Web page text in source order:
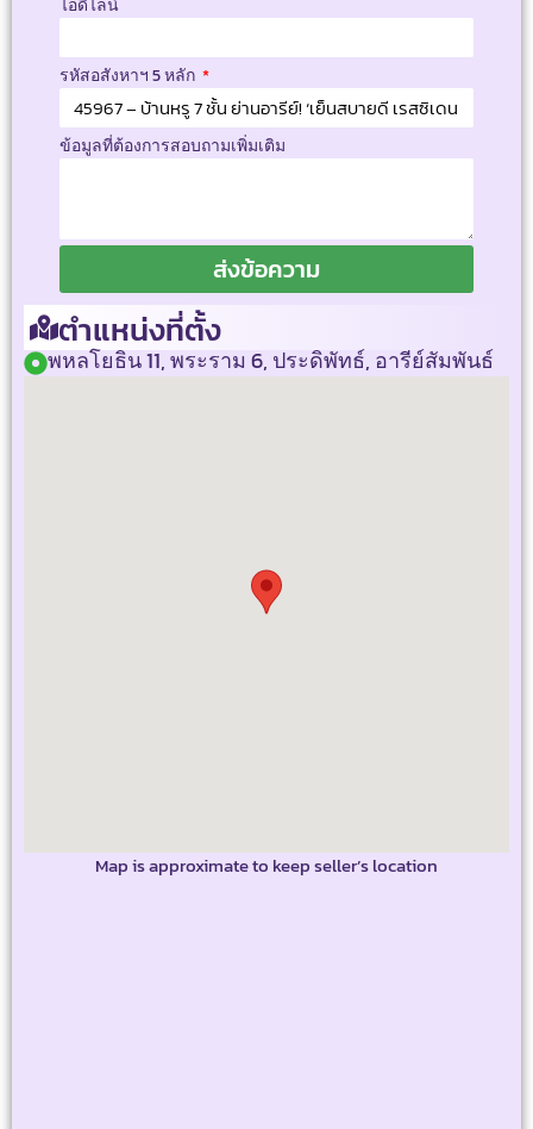
ไอดีไลน์
รหัสอสังหาฯ 5 หลัก
ข้อมูลที่ต้องการสอบถามเพิ่มเติม
ส่งข้อความ
ตำแหน่งที่ตั้ง
พหลโยธิน 11, พระราม 6, ประดิพัทธ์, อารีย์สัมพันธ์
Map is approximate to keep seller’s location